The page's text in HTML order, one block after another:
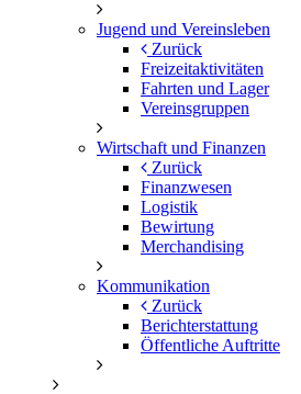
Jugend und Vereinsleben
Zurück
Freizeitaktivitäten
Fahrten und Lager
Vereinsgruppen
Wirtschaft und Finanzen
Zurück
Finanzwesen
Logistik
Bewirtung
Merchandising
Kommunikation
Zurück
Berichterstattung
Öffentliche Auftritte